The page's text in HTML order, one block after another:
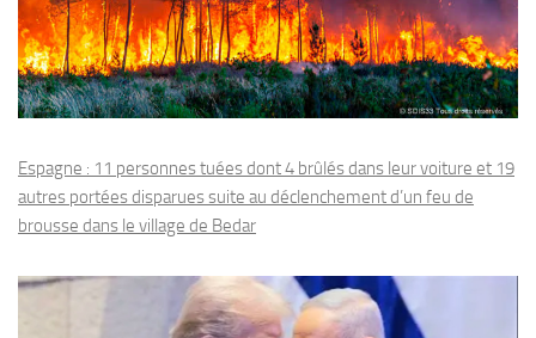
Espagne : 11 personnes tuées dont 4 brûlés dans leur voiture et 19
autres portées disparues suite au déclenchement d’un feu de
brousse dans le village de Bedar